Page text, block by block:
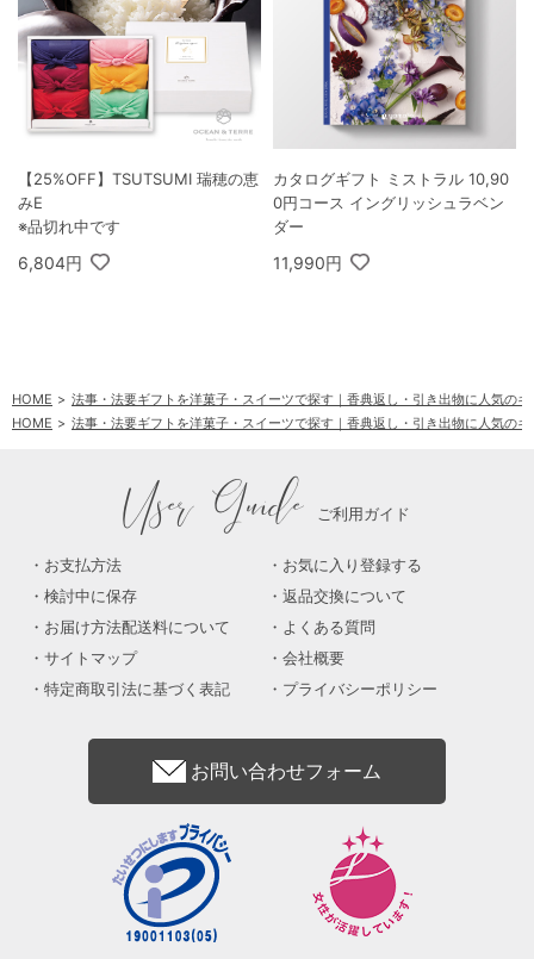
【25%OFF】TSUTSUMI 瑞穂の恵
みE
※品切れ中です
6,804円
カタログギフト ミストラル 10,90
0円コース イングリッシュラベン
ダー
11,990円
HOME
法事・法要ギフトを洋菓子・スイーツで探す｜香典返し・引き出物に人気のギ
HOME
法事・法要ギフトを洋菓子・スイーツで探す｜香典返し・引き出物に人気のギ
User Guide ご利用ガイド
お支払方法
お気に入り登録する
検討中に保存
返品交換について
お届け方法配送料について
よくある質問
サイトマップ
会社概要
特定商取引法に基づく表記
プライバシーポリシー
お問い合わせフォーム